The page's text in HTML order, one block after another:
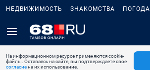
НЕДВИЖИМОСТЬ ЗНАКОМСТВА ПОГОДА
На информационном ресурсе применяются cookie-
файлы. Оставаясь на сайте, вы подтверждаете свое
согласиена их использование.